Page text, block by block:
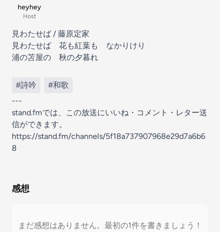
heyhey
Host
見わたせば / 藤原定家
見わたせば 花も紅葉も なかりけり
浦の苫屋の 秋の夕暮れ
#詩吟
#和歌
---
stand.fmでは、この放送にいいね・コメント・レター送
信ができます。
https://stand.fm/channels/5f18a737907968e29d7a6b6
8
感想
まだ感想はありません。最初の1件を書きましょう！